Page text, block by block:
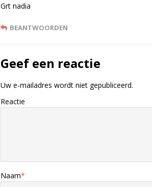
Grt nadia
BEANTWOORDEN
Geef een reactie
Uw e-mailadres wordt niet gepubliceerd.
Reactie
Naam*